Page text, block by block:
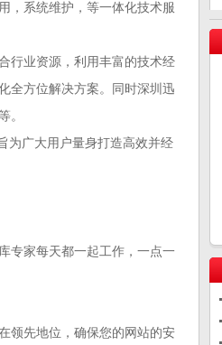
，系统维护，等一体化技术服
业资源，利用丰富的技术经
全方位解决方案。同时深圳迅
。
广大用户量身打造高效并经
家每天都一起工作，一点一
先地位，确保您的网站的安